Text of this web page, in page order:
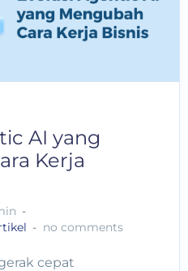
AI yang
Kerja
no comments
cepat